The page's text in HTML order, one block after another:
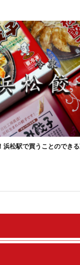
浜松駅で買うことのでき